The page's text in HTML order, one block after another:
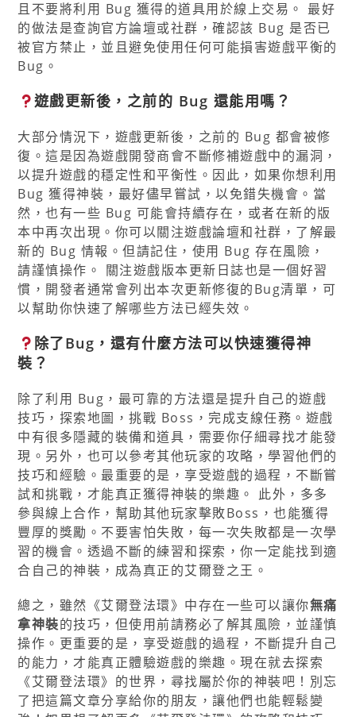
且不要將利用 Bug 獲得的道具用於線上交易。 最好
的做法是查詢官方論壇或社群，確認該 Bug 是否已
被官方禁止，並且避免使用任何可能損害遊戲平衡的
Bug。
遊戲更新後，之前的 Bug 還能用嗎？
大部分情況下，遊戲更新後，之前的 Bug 都會被修
復。這是因為遊戲開發商會不斷修補遊戲中的漏洞，
以提升遊戲的穩定性和平衡性。因此，如果你想利用
Bug 獲得神裝，最好儘早嘗試，以免錯失機會。當
然，也有一些 Bug 可能會持續存在，或者在新的版
本中再次出現。你可以關注遊戲論壇和社群，了解最
新的 Bug 情報。但請記住，使用 Bug 存在風險，
請謹慎操作。 關注遊戲版本更新日誌也是一個好習
慣，開發者通常會列出本次更新修復的Bug清單，可
以幫助你快速了解哪些方法已經失效。
除了Bug，還有什麼方法可以快速獲得神
裝？
除了利用 Bug，最可靠的方法還是提升自己的遊戲
技巧，探索地圖，挑戰 Boss，完成支線任務。遊戲
中有很多隱藏的裝備和道具，需要你仔細尋找才能發
現。另外，也可以參考其他玩家的攻略，學習他們的
技巧和經驗。最重要的是，享受遊戲的過程，不斷嘗
試和挑戰，才能真正獲得神裝的樂趣。 此外，多多
參與線上合作，幫助其他玩家擊敗Boss，也能獲得
豐厚的獎勵。不要害怕失敗，每一次失敗都是一次學
習的機會。透過不斷的練習和探索，你一定能找到適
合自己的神裝，成為真正的艾爾登之王。
總之，雖然《艾爾登法環》中存在一些可以讓你無痛
拿神裝的技巧，但使用前請務必了解其風險，並謹慎
操作。更重要的是，享受遊戲的過程，不斷提升自己
的能力，才能真正體驗遊戲的樂趣。現在就去探索
《艾爾登法環》的世界，尋找屬於你的神裝吧！別忘
了把這篇文章分享給你的朋友，讓他們也能輕鬆變